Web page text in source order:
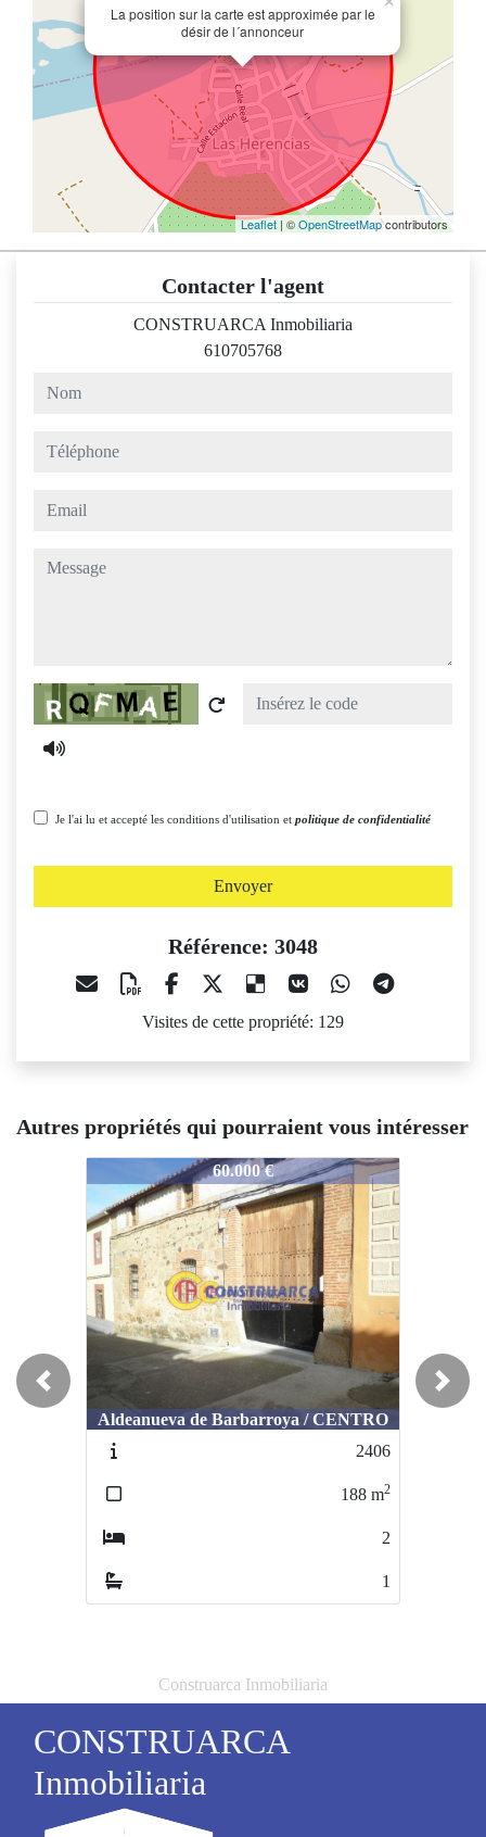
La position sur la carte est approximée par le
désir de l´annonceur
Leaflet | ©OpenStreetMapcontributors
Contacter l'agent
CONSTRUARCA Inmobiliaria
610705768
nom
téléphone
email
message
Captcha
Je l'ai lu et accepté les conditions d'utilisation et politique de confidentialité
Envoyer
Référence: 3048
Visites de cette propriété: 129
Autres propriétés qui pourraient vous intéresser
60.000 €
Aldeanueva de Barbarroya / CENTRO
45.700 €
Mesegar de Tajo / COLEGIOS
2553
120m
Previous Next
Construarca Inmobiliaria
CONSTRUARCA
Inmobiliaria